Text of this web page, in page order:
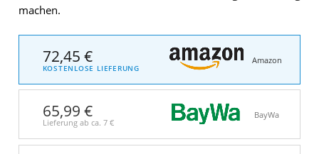
machen.
72,45 €
KOSTENLOSE LIEFERUNG
Amazon
65,99 €
Lieferung ab ca. 7 €
BayWa